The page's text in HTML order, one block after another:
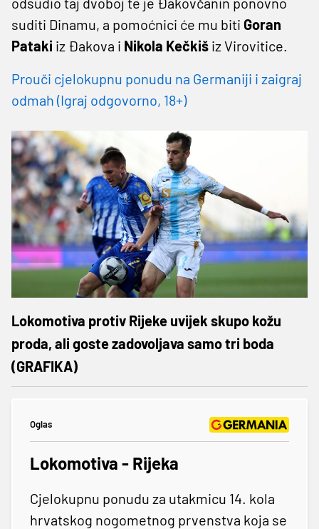
suditi Dinamu, a pomoćnici će mu biti Goran
Pataki iz Đakova i Nikola Kečkiš iz Virovitice.
Prouči cjelokupnu ponudu na Germaniji i zaigraj
odmah (Igraj odgovorno, 18+)
Lokomotiva protiv Rijeke uvijek skupo kožu
proda, ali goste zadovoljava samo tri boda
(GRAFIKA)
Oglas
Lokomotiva - Rijeka
Cjelokupnu ponudu za utakmicu 14. kola
hrvatskog nogometnog prvenstva koja se